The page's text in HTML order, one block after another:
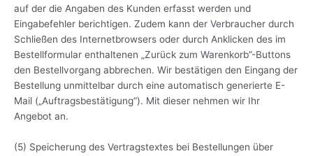
auf der die Angaben des Kunden erfasst werden und
Eingabefehler berichtigen. Zudem kann der Verbraucher durch
Schließen des Internetbrowsers oder durch Anklicken des im
Bestellformular enthaltenen „Zurück zum Warenkorb”-Buttons
den Bestellvorgang abbrechen. Wir bestätigen den Eingang der
Bestellung unmittelbar durch eine automatisch generierte E-
Mail („Auftragsbestätigung“). Mit dieser nehmen wir Ihr
Angebot an.
(5) Speicherung des Vertragstextes bei Bestellungen über